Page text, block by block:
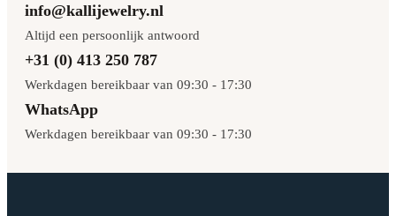
info@kallijewelry.nl
Altijd een persoonlijk antwoord
+31 (0) 413 250 787
Werkdagen bereikbaar van 09:30 - 17:30
WhatsApp
Werkdagen bereikbaar van 09:30 - 17:30